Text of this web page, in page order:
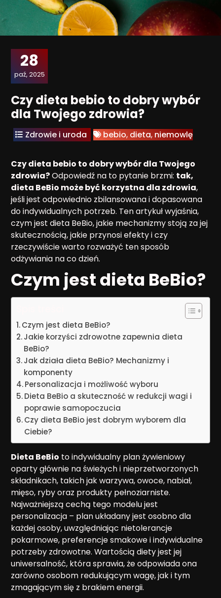
28
paź, 2025
Czy dieta bebio to dobry wybór
dla Twojego zdrowia?
Zdrowie i uroda bebio, dieta, niemowlę
Czy dieta bebio to dobry wybór dla Twojego
zdrowia?Odpowiedź na to pytanie brzmi: tak,
dieta BeBio może być korzystna dla zdrowia,
jeśli jest odpowiednio zbilansowana i dopasowana
do indywidualnych potrzeb. Ten artykuł wyjaśnia,
czym jest dieta BeBio, jakie mechanizmy stoją za jej
skutecznością, jakie przynosi efekty i czy
rzeczywiście warto rozważyć ten sposób
odżywiania na co dzień.
Czym jest dieta BeBio?
Czym jest dieta BeBio?
Jakie korzyści zdrowotne zapewnia dieta
BeBio?
Jak działa dieta BeBio? Mechanizmy i
komponenty
Personalizacja i możliwość wyboru
Dieta BeBio a skuteczność w redukcji wagi i
poprawie samopoczucia
Czy dieta BeBio jest dobrym wyborem dla
Ciebie?
Dieta BeBio to indywidualny plan żywieniowy
oparty głównie na świeżych i nieprzetworzonych
składnikach, takich jak warzywa, owoce, nabiał,
mięso, ryby oraz produkty pełnoziarniste.
Najważniejszą cechą tego modelu jest
personalizacja – plan układany jest osobno dla
każdej osoby, uwzględniając nietolerancje
pokarmowe, preferencje smakowe i indywidualne
potrzeby zdrowotne. Wartością diety jest jej
uniwersalność, która sprawia, że odpowiada ona
zarówno osobom redukującym wagę, jak i tym
zmagającym się z brakiem energii.